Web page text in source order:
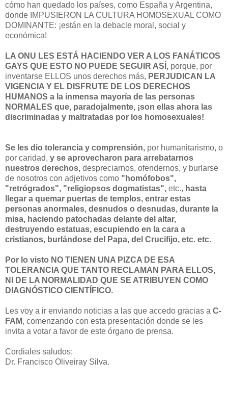
cómo han quedado los países, como España y Argentina,
donde IMPUSIERON LA CULTURA HOMOSEXUAL COMO
DOMINANTE: ¡están en la debacle moral, social y
económica!
LA ONU LES ESTÁ HACIENDO VER A LOS FANÁTICOS
GAYS QUE ESTO NO PUEDE SEGUIR ASÍ, porque, por
inventarse ELLOS unos derechos más, PERJUDICAN LA
VIGENCIA Y EL DISFRUTE DE LOS DERECHOS
HUMANOS a la inmensa mayoría de las personas
NORMALES que, paradojalmente, ¡son ellas ahora las
discriminadas y maltratadas por los homosexuales!
Se les dio tolerancia y comprensión, por humanitarismo, o
por caridad, y se aprovecharon para arrebatarnos
nuestros derechos, despreciarnos, ofendernos, y burlarse
de nosotros con adjetivos como "homófobos",
"retrógrados", "religiopsos dogmatistas", etc., hasta
llegar a quemar puertas de templos, entrar estas
personas anormales, desnudos o desnudas, durante la
misa, haciendo patochadas delante del altar,
destruyendo estatuas, escupiendo en la cara a
cristianos, burlándose del Papa, del Crucifijo, etc. etc.
Por lo visto NO TIENEN UNA PIZCA DE ESA
TOLERANCIA QUE TANTO RECLAMAN PARA ELLOS,
NI DE LA NORMALIDAD QUE SE ATRIBUYEN COMO
DIAGNÓSTICO CIENTÍFICO.
Les voy a ir enviando noticias a las que accedo gracias a C-
FAM, comenzando con esta presentación donde se les
invita a votar a favor de este órgano de prensa.
Cordiales saludos:
Dr. Francisco Oliveiray Silva.